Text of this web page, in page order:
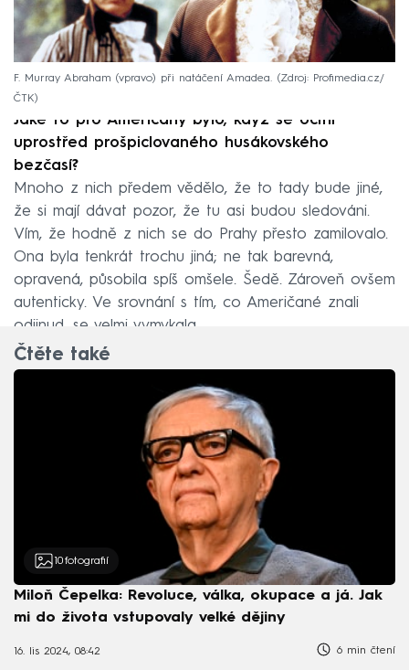
F. Murray Abraham (vpravo) při natáčení Amadea.
Zdroj: Profimedia.cz/
ČTK
Jaké to pro Američany bylo, když se ocitli
uprostřed prošpiclovaného husákovského
bezčasí?
Mnoho z nich předem vědělo, že to tady bude jiné,
že si mají dávat pozor, že tu asi budou sledováni.
Vím, že hodně z nich se do Prahy přesto zamilovalo.
Ona byla tenkrát trochu jiná; ne tak barevná,
opravená, působila spíš omšele. Šedě. Zároveň ovšem
autenticky. Ve srovnání s tím, co Američané znali
odjinud, se velmi vymykala.
Čtěte také
10 fotografií
Miloň Čepelka: Revoluce, válka, okupace a já. Jak
mi do života vstupovaly velké dějiny
16. lis 2024, 08:42 6 min čtení